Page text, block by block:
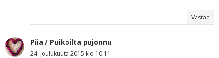
Vastaa
Piia / Puikoilta pujonnu
24. joulukuuta 2015 klo 10.11